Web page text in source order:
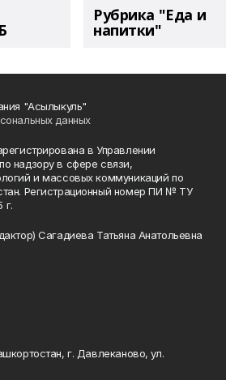
Рубрика "Еда и
напитки"
"Асылыкуль"
данных
в Управлении
надзору в сфере связи,
и массовых коммуникаций по
Регистрационный номер ПИ № ТУ
г.
Сагадиева Татьяна Анатольевна
г. Давлеканово, ул.